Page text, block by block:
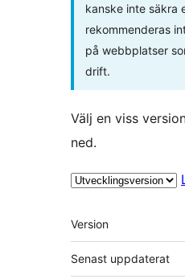
kanske inte säkra
rekommenderas
på webbplatser
drift.
Välj en viss
ned.
Meta
Version
Senast uppdaterat